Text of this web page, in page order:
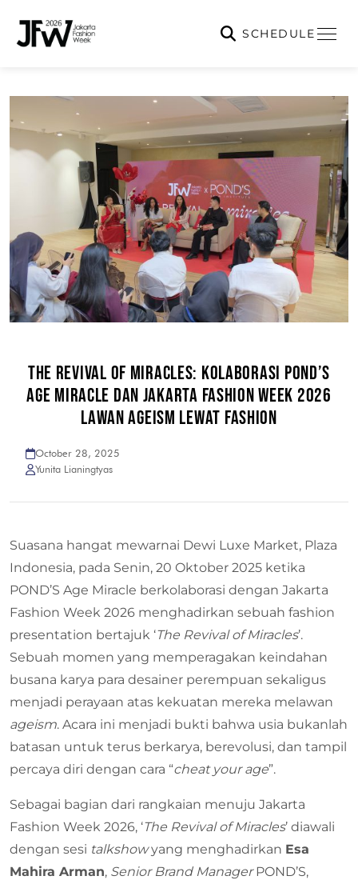
SCHEDULE
THE REVIVAL OF MIRACLES: KOLABORASI POND’S
AGE MIRACLE DAN JAKARTA FASHION WEEK 2026
LAWAN AGEISM LEWAT FASHION
October 28, 2025
Yunita Lianingtyas
Suasana hangat mewarnai Dewi Luxe Market, Plaza
Indonesia, pada Senin, 20 Oktober 2025 ketika
POND’S Age Miracle berkolaborasi dengan Jakarta
Fashion Week 2026 menghadirkan sebuah fashion
presentation bertajuk ‘The Revival of Miracles’.
Sebuah momen yang memperagakan keindahan
busana karya para desainer perempuan sekaligus
menjadi perayaan atas kekuatan mereka melawan
ageism. Acara ini menjadi bukti bahwa usia bukanlah
batasan untuk terus berkarya, berevolusi, dan tampil
percaya diri dengan cara “cheat your age”.
Sebagai bagian dari rangkaian menuju Jakarta
Fashion Week 2026, ‘The Revival of Miracles’ diawali
dengan sesi talkshowyang menghadirkan Esa
Mahira Arman, Senior Brand ManagerPOND’S,